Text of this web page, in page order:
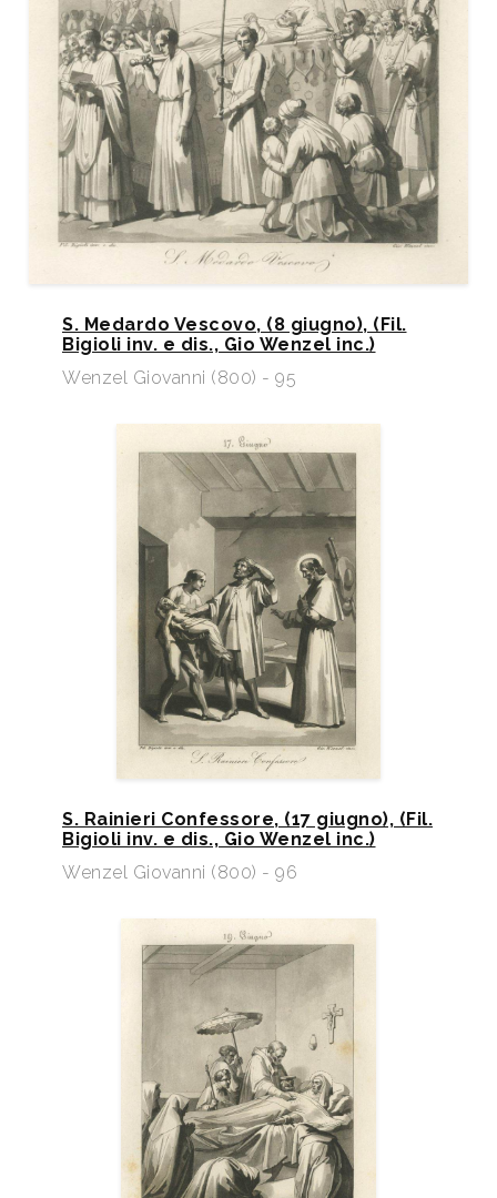
S. Medardo Vescovo, (8 giugno), (Fil.
Bigioli inv. e dis., Gio Wenzel inc.)​
Wenzel Giovanni (800) - 95
S. Rainieri Confessore, (17 giugno), (Fil.
Bigioli inv. e dis., Gio Wenzel inc.)
Wenzel Giovanni (800) - 96